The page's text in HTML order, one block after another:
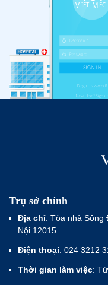
Trụ sở chính
Địa chỉ: Tòa nhà Sông
Nội 12015
Điện thoại: 024 3212
Thời gian làm việc: